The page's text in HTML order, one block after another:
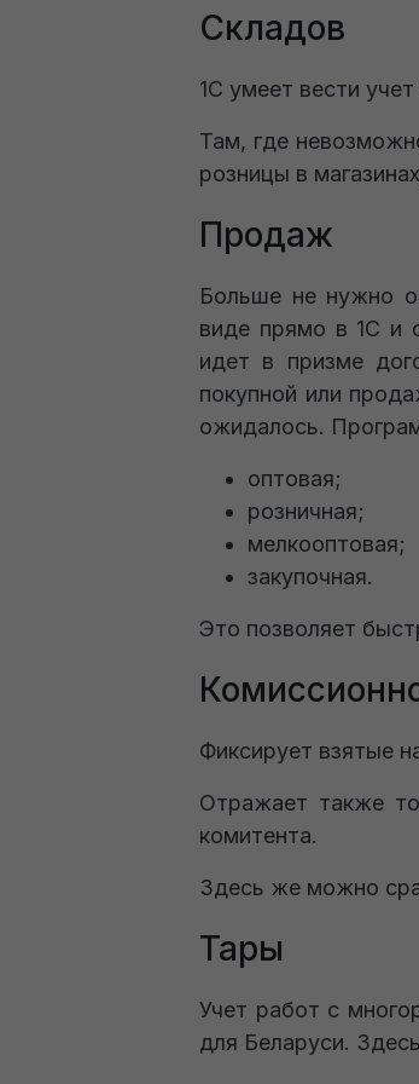
Складов
1С умеет вести
Там, где
розницы в
Продаж
Больше не нужно
виде прямо в 1С и
идет в призме
покупной или
ожидалось.
оптовая;
розничная;
мелкооптовая;
закупочная.
Это позволяет
Фиксирует взятые
Отражает также
комитента.
Здесь же можно
Тары
Учет работ с
для Беларуси.